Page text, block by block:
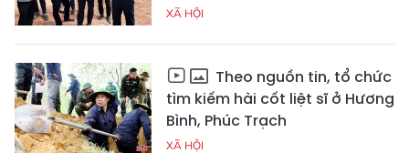
XÃ HỘI
Theo nguồn tin, tổ chức
tìm kiếm hài cốt liệt sĩ ở Hương
Bình, Phúc Trạch
XÃ HỘI